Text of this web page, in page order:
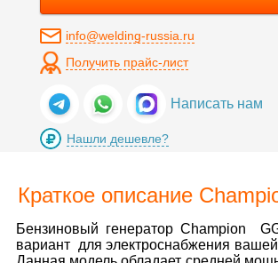
info@welding-russia.ru
Получить прайс-лист
Написать нам
Нашли дешевле?
Краткое описание
Бензиновый генератор Champion
вариант для электроснабжения